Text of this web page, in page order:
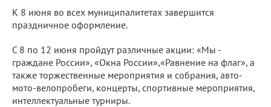
К 8 июня во всех муниципалитетах завершится
праздничное оформление.
С 8 по 12 июня пройдут различные акции: «Мы -
граждане России», «Окна России»,«Равнение на флаг», а
также торжественные мероприятия и собрания, авто-
мото-велопробеги, концерты, спортивные мероприятия,
интеллектуальные турниры.